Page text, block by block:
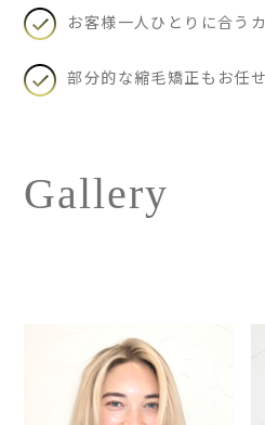
お客様一人ひとりに合う
部分的な縮毛矯正もお任
Gallery